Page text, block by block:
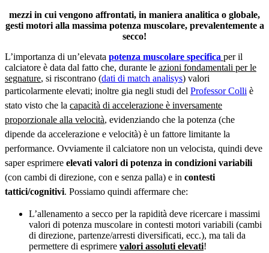
mezzi in cui vengono affrontati, in maniera analitica o globale,
gesti motori alla massima potenza muscolare, prevalentemente a
secco!
L’importanza di un’elevata potenza muscolare specifica per il
calciatore è data dal fatto che, durante le azioni fondamentali per le
segnature, si riscontrano (dati di match analisys) valori
particolarmente elevati; inoltre gia negli studi del Professor Colli è
stato visto che la capacità di accelerazione è inversamente
proporzionale alla velocità, evidenziando che la potenza (che
dipende da accelerazione e velocità) è un fattore limitante la
performance. Ovviamente il calciatore non un velocista, quindi deve
saper esprimere elevati valori di potenza in condizioni variabili
(con cambi di direzione, con e senza palla) e in contesti
tattici/cognitivi. Possiamo quindi affermare che:
L’allenamento a secco per la rapidità deve ricercare i massimi
valori di potenza muscolare in contesti motori variabili (cambi
di direzione, partenze/arresti diversificati, ecc.), ma tali da
permettere di esprimere valori assoluti elevati!